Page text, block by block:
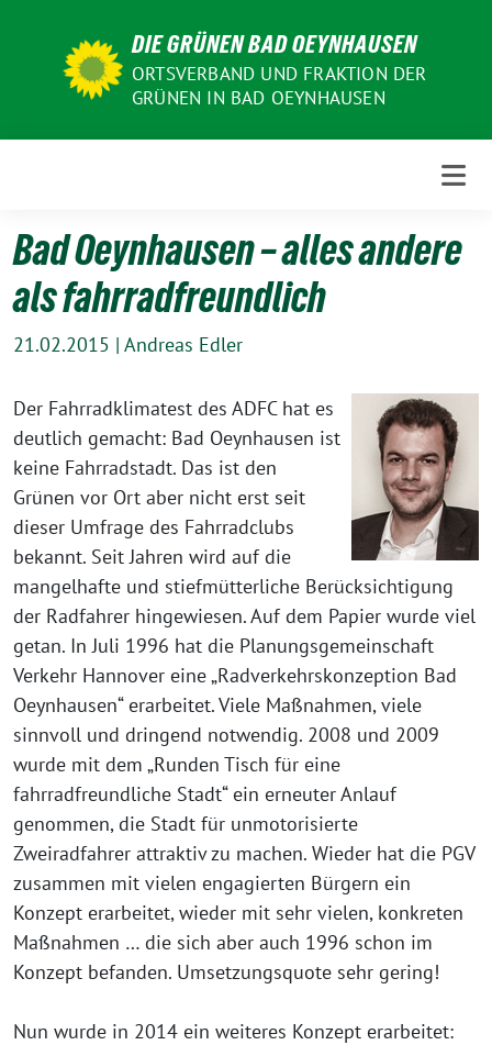
DIE GRÜNEN BAD OEYNHAUSEN
ORTSVERBAND UND FRAKTION DER
GRÜNEN IN BAD OEYNHAUSEN
Bad Oeynhausen – alles andere
als fahrradfreundlich
21.02.2015 | Andreas Edler
Der Fahrradklimatest des ADFC hat es
deutlich gemacht: Bad Oeynhausen ist
keine Fahrradstadt. Das ist den
Grünen vor Ort aber nicht erst seit
dieser Umfrage des Fahrradclubs
bekannt. Seit Jahren wird auf die
mangelhafte und stiefmütterliche Berücksichtigung
der Radfahrer hingewiesen. Auf dem Papier wurde viel
getan. In Juli 1996 hat die Planungsgemeinschaft
Verkehr Hannover eine „Radverkehrskonzeption Bad
Oeynhausen“ erarbeitet. Viele Maßnahmen, viele
sinnvoll und dringend notwendig. 2008 und 2009
wurde mit dem „Runden Tisch für eine
fahrradfreundliche Stadt“ ein erneuter Anlauf
genommen, die Stadt für unmotorisierte
Zweiradfahrer attraktiv zu machen. Wieder hat die PGV
zusammen mit vielen engagierten Bürgern ein
Konzept erarbeitet, wieder mit sehr vielen, konkreten
Maßnahmen … die sich aber auch 1996 schon im
Konzept befanden. Umsetzungsquote sehr gering!
Nun wurde in 2014 ein weiteres Konzept erarbeitet: